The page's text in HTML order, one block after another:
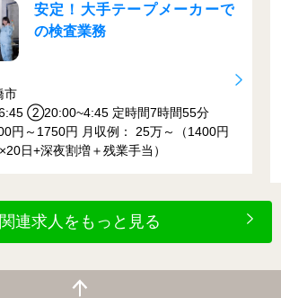
安定！大手テープメーカーで
の検査業務
市
②20:00~4:45 定時間7時間55分
円～1750円 月収例： 25万～（1400円
日+深夜割増＋残業手当）
関連求人をもっと見る